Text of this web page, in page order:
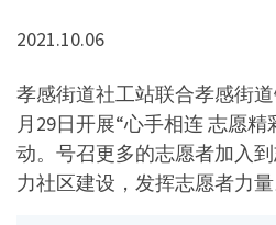
2021.10.06
孝感街道社工站联合孝感街
月29日开展“心手相连 志愿
动。号召更多的志愿者加入
力社区建设，发挥志愿者力量